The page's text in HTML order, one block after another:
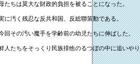
たちは莫大な財政的負担を被ることになった。
に汚く残忍な反共和国、反総聯策動である。
回その汚い魔手を学齢前の幼児たちに伸ばした。
たちをそっくり民族排他のるつぼの中に追い